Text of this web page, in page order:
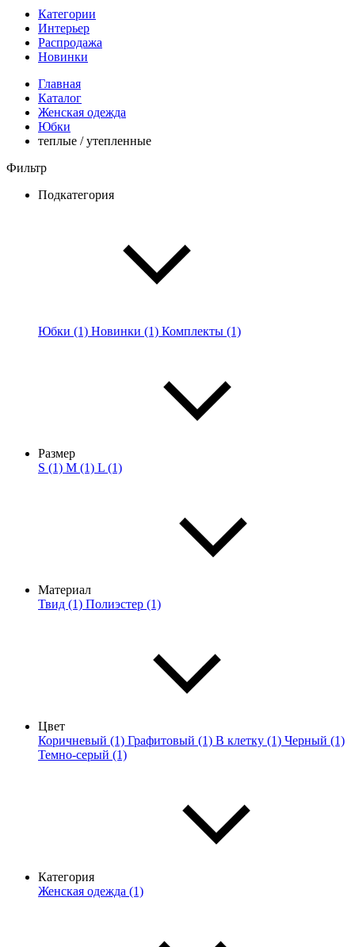
Категории
Интерьер
Распродажа
Новинки
Главная
Каталог
Женская одежда
Юбки
теплые / утепленные
Фильтр
Подкатегория
Юбки (1) Новинки (1) Комплекты (1)
Размер
S (1) M (1) L (1)
Материал
Твид (1) Полиэстер (1)
Цвет
Коричневый (1) Графитовый (1) В клетку (1) Черный (1)
Темно-серый (1)
Категория
Женская одежда (1)